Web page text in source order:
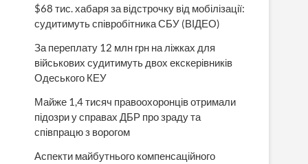
$68 тис. хабаря за відстрочку від мобілізації:
судитимуть співробітника СБУ (ВІДЕО)
За переплату 12 млн грн на ліжках для
військових судитимуть двох екскерівників
Одеського КЕУ
Майже 1,4 тисяч правоохоронців отримали
підозри у справах ДБР про зраду та
співпрацю з ворогом
Аспекти майбутнього компенсаційного